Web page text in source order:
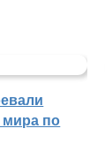
мира по